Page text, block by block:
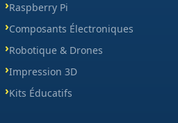
Raspberry Pi
Composants Électroniques
Robotique & Drones
Impression 3D
Kits Éducatifs